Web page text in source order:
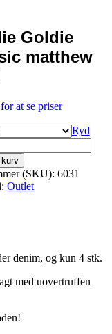
Goldie
matthew
at se priser
Ryd
(SKU): 6031
Outlet
denim, og kun 4 stk.
med uovertruffen